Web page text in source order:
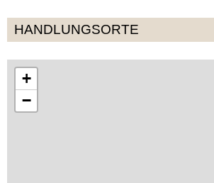
HANDLUNGSORTE
+
−